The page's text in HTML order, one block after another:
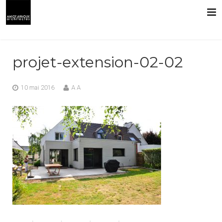
PRESTATIONS
CONTACT
projet-extension-02-02
10 mai 2016 A A